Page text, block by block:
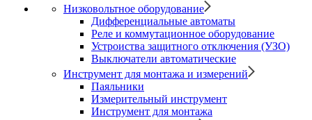
Низковольтное оборудование
Дифференциальные автоматы
Реле и коммутационное оборудование
Устроиства защитного отключения (УЗО)
Выключатели автоматические
Инструмент для монтажа и измерений
Паяльники
Измерительный инструмент
Инструмент для монтажа